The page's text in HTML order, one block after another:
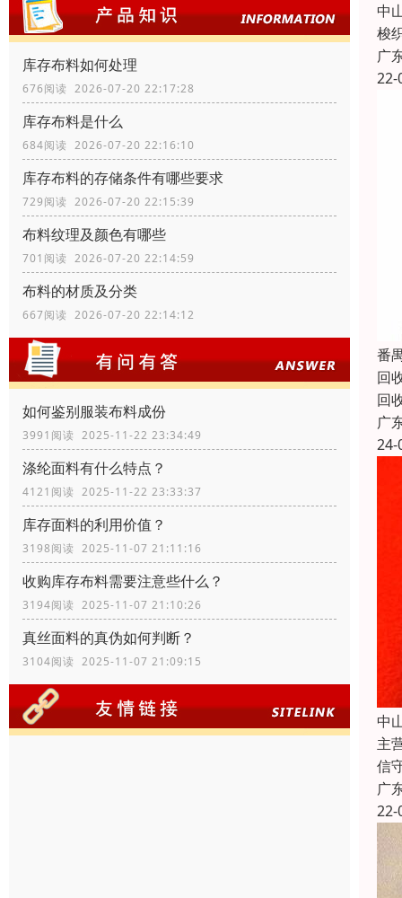
库存布料如何处理
676阅读 2026-07-20 22:17:28
库存布料是什么
684阅读 2026-07-20 22:16:10
库存布料的存储条件有哪些要求
729阅读 2026-07-20 22:15:39
布料纹理及颜色有哪些
701阅读 2026-07-20 22:14:59
布料的材质及分类
667阅读 2026-07-20 22:14:12
如何鉴别服装布料成份
3991阅读 2025-11-22 23:34:49
涤纶面料有什么特点？
4121阅读 2025-11-22 23:33:37
库存面料的利用价值？
3198阅读 2025-11-07 21:11:16
收购库存布料需要注意些什么？
3194阅读 2025-11-07 21:10:26
真丝面料的真伪如何判断？
3104阅读 2025-11-07 21:09:15
中
梭
广
22-
番
回
回
广
24-
中
主
信
广
22-